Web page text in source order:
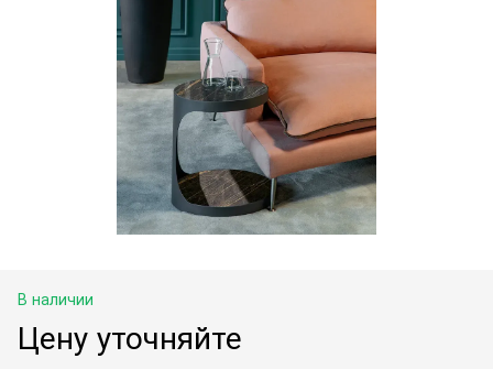
В наличии
Цену уточняйте